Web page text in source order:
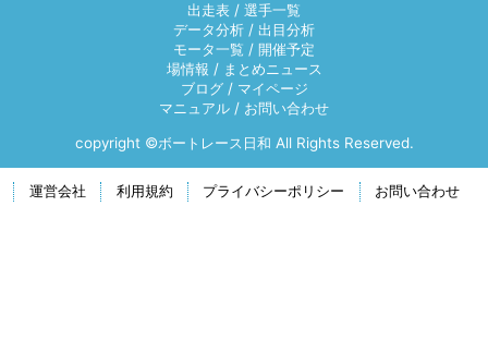
出走表 / 選手一覧
データ分析 / 出目分析
モータ一覧 / 開催予定
場情報 / まとめニュース
ブログ/ マイページ
マニュアル / お問い合わせ
copyright ©ボートレース日和 All Rights Reserved.
運営会社 利用規約 プライバシーポリシー お問い合わせ